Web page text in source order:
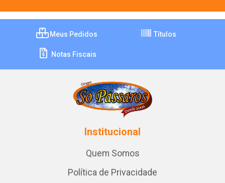
Meus Pedidos Títulos
Notas Fiscais
Institucional
Quem Somos
Política de Privacidade